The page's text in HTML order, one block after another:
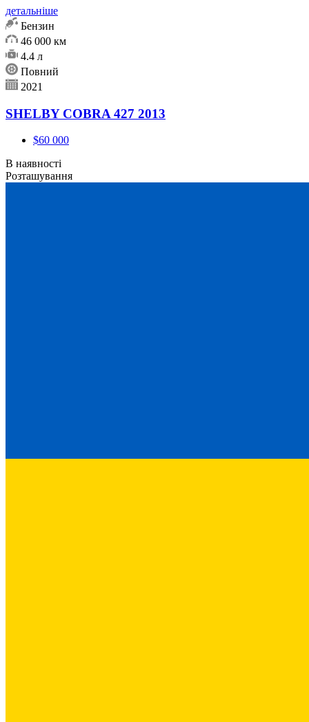
детальніше
Бензин
46 000 км
4.4 л
Повний
2021
SHELBY COBRA 427 2013
$60 000
В наявності
Розташування